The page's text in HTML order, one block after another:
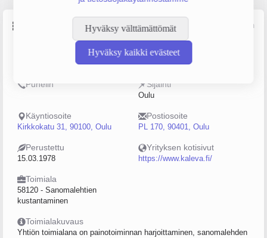
Hyväksy välttämättömät
Hyväksy kaikki evästeet
Lähde: YTJ, PRH, Traficom
Henkilöstömäärä
10–19
Puhelin Sijainti
Oulu
Käyntiosoite
Kirkkokatu 31, 90100, Oulu
Postiosoite
PL 170, 90401, Oulu
Perustettu
15.03.1978
Yrityksen kotisivut
https://www.kaleva.fi/
Toimiala
58120 - Sanomalehtien
kustantaminen
Toimialakuvaus
Yhtiön toimialana on painotoiminnan harjoittaminen, sanomalehden